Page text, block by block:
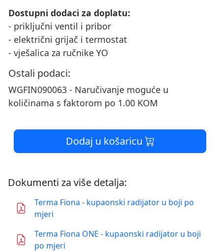
Dostupni dodaci za doplatu:
- priključni ventil i pribor
- električni grijač i termostat
- vješalica za ručnike YO
Ostali podaci:
WGFIN090063 - Naručivanje moguće u
količinama s faktorom po 1.00 KOM
Dodaj u košaricu
Dokumenti za više detalja:
Terma Fiona - kupaonski radijator u boji po
mjeri
Terma Fiona ONE - kupaonski radijator u boji
po mjeri